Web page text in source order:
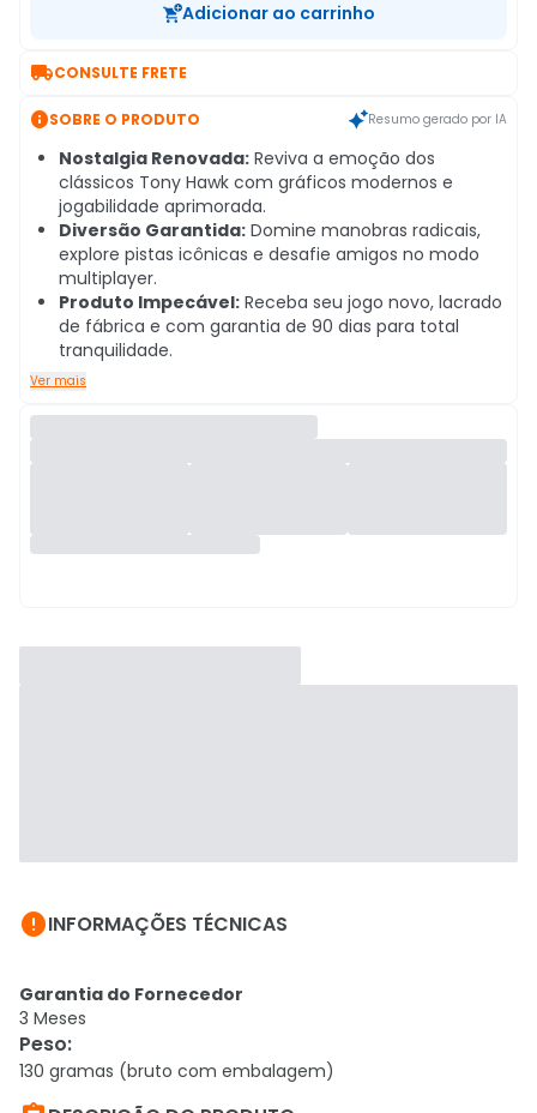
Adicionar ao carrinho
CONSULTE FRETE
SOBRE O PRODUTO Resumo gerado por IA
Nostalgia Renovada: Reviva a emoção dos
clássicos Tony Hawk com gráficos modernos e
jogabilidade aprimorada.
Diversão Garantida: Domine manobras radicais,
explore pistas icônicas e desafie amigos no modo
multiplayer.
Produto Impecável: Receba seu jogo novo, lacrado
de fábrica e com garantia de 90 dias para total
tranquilidade.
Ver mais
INFORMAÇÕES TÉCNICAS
Garantia do Fornecedor
3 Meses
Peso:
130 gramas (bruto com embalagem)